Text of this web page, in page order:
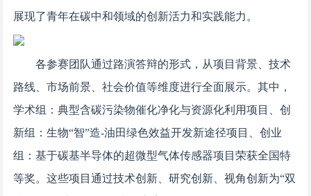
展现了青年在碳中和领域的创新活力和实践能力。
各参赛团队通过路演答辩的形式，从项目背景、技术
路线、市场前景、社会价值等维度进行全面展示。其中，
学术组：典型含碳污染物催化净化与资源化利用项目、创
新组：生物“智”造-油田绿色效益开发新途径项目、创业
组：基于碳基半导体的超微型气体传感器项目荣获全国特
等奖。这些项目通过技术创新、研究创新、视角创新为“双